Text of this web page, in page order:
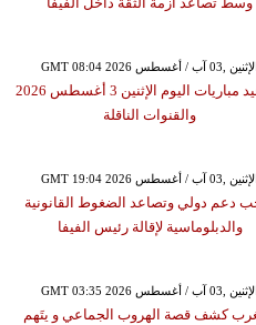
GMT 08:04 2026 الإثنين ,03 آب / أغسطس
مواعيد مباريات اليوم الإثنين 3 أغسطس 2026
والقنوات الناقلة
GMT 19:04 2026 الإثنين ,03 آب / أغسطس
دعم دولي وتصاعد الضغوط القانونية
والدبلوماسية لإقالة رئيس الفيفا
GMT 03:35 2026 الإثنين ,03 آب / أغسطس
كشف قصة الهروب الجماعي و يتَهم